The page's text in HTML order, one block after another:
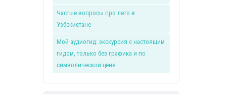
Частые вопросы про лето в
Узбекистане
Мой аудиогид: экскурсия с настоящим
гидом, только без графика и по
символической цене